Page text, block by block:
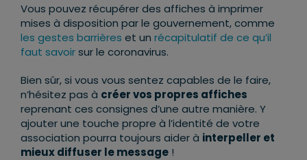
Vous pouvez récupérer des affiches à imprimer
mises à disposition par le gouvernement, comme
les gestes barrières et un récapitulatif de ce qu’il
faut savoirsur le coronavirus.
Bien sûr, si vous vous sentez capables de le faire,
n’hésitez pas à créer vos propres affiches
reprenant ces consignes d’une autre manière. Y
ajouter une touche propre à l’identité de votre
association pourra toujours aider à interpeller et
mieux diffuser le message !